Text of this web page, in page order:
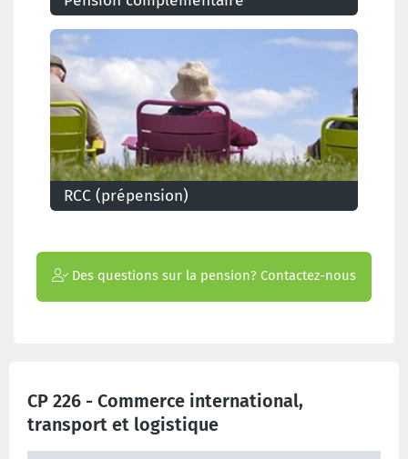
Certains travailleurs se constituent un
complément de pension
RCC (prépension)
Des questions sur la pension? Contactez-nous
CP 226 - Commerce international,
transport et logistique